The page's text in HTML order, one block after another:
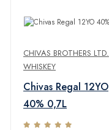
CHIVAS BROTHERS LTD.
WHISKEY
Chivas Regal 12YO
40% 0,7L